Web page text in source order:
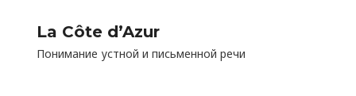
La Côte d’Azur
Понимание устной и письменной речи